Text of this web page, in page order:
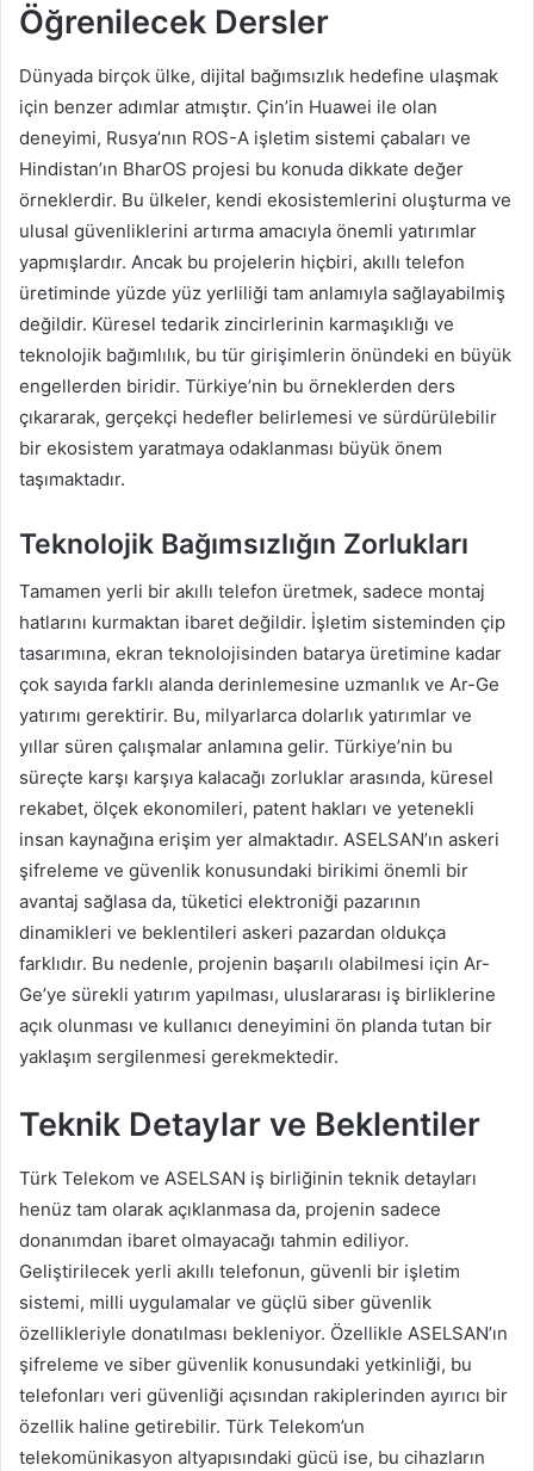
Öğrenilecek Dersler
Dünyada birçok ülke, dijital bağımsızlık hedefine ulaşmak
için benzer adımlar atmıştır. Çin’in Huawei ile olan
deneyimi, Rusya’nın ROS-A işletim sistemi çabaları ve
Hindistan’ın BharOS projesi bu konuda dikkate değer
örneklerdir. Bu ülkeler, kendi ekosistemlerini oluşturma ve
ulusal güvenliklerini artırma amacıyla önemli yatırımlar
yapmışlardır. Ancak bu projelerin hiçbiri, akıllı telefon
üretiminde yüzde yüz yerliliği tam anlamıyla sağlayabilmiş
değildir. Küresel tedarik zincirlerinin karmaşıklığı ve
teknolojik bağımlılık, bu tür girişimlerin önündeki en büyük
engellerden biridir. Türkiye’nin bu örneklerden ders
çıkararak, gerçekçi hedefler belirlemesi ve sürdürülebilir
bir ekosistem yaratmaya odaklanması büyük önem
taşımaktadır.
Teknolojik Bağımsızlığın Zorlukları
Tamamen yerli bir akıllı telefon üretmek, sadece montaj
hatlarını kurmaktan ibaret değildir. İşletim sisteminden çip
tasarımına, ekran teknolojisinden batarya üretimine kadar
çok sayıda farklı alanda derinlemesine uzmanlık ve Ar-Ge
yatırımı gerektirir. Bu, milyarlarca dolarlık yatırımlar ve
yıllar süren çalışmalar anlamına gelir. Türkiye’nin bu
süreçte karşı karşıya kalacağı zorluklar arasında, küresel
rekabet, ölçek ekonomileri, patent hakları ve yetenekli
insan kaynağına erişim yer almaktadır. ASELSAN’ın askeri
şifreleme ve güvenlik konusundaki birikimi önemli bir
avantaj sağlasa da, tüketici elektroniği pazarının
dinamikleri ve beklentileri askeri pazardan oldukça
farklıdır. Bu nedenle, projenin başarılı olabilmesi için Ar-
Ge’ye sürekli yatırım yapılması, uluslararası iş birliklerine
açık olunması ve kullanıcı deneyimini ön planda tutan bir
yaklaşım sergilenmesi gerekmektedir.
Teknik Detaylar ve Beklentiler
Türk Telekom ve ASELSAN iş birliğinin teknik detayları
henüz tam olarak açıklanmasa da, projenin sadece
donanımdan ibaret olmayacağı tahmin ediliyor.
Geliştirilecek yerli akıllı telefonun, güvenli bir işletim
sistemi, milli uygulamalar ve güçlü siber güvenlik
özellikleriyle donatılması bekleniyor. Özellikle ASELSAN’ın
şifreleme ve siber güvenlik konusundaki yetkinliği, bu
telefonları veri güvenliği açısından rakiplerinden ayırıcı bir
özellik haline getirebilir. Türk Telekom’un
telekomünikasyon altyapısındaki gücü ise, bu cihazların